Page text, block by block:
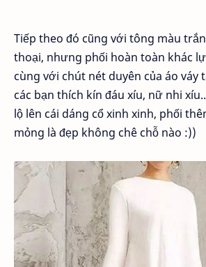
Tiếp theo đó cũng với tông màu
thoại, nhưng phối hoàn toàn khác
cùng với chút nét duyên của áo váy
các bạn thích kín đáu xíu, nữ nhi
lộ lên cái dáng cổ xinh xinh, phối
mỏng là đẹp không chê chỗ nào :))